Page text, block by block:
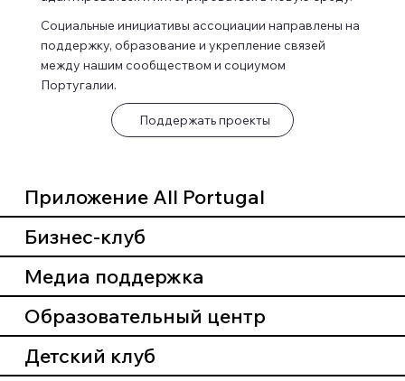
Приложение All Portugal
Бизнес-клуб
Медиа поддержка
Образовательный центр
Детский клуб
Поддержать проекты
Социальные инициативы ассоциации направлены на
поддержку, образование и укрепление связей
между нашим сообществом и социумом
Португалии.